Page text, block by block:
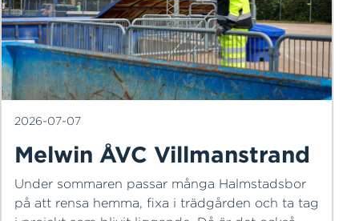
2026-07-07
Melwin ÅVC Villmanstrand
Under sommaren passar många Halmstadsbor
på att rensa hemma, fixa i trädgården och ta tag